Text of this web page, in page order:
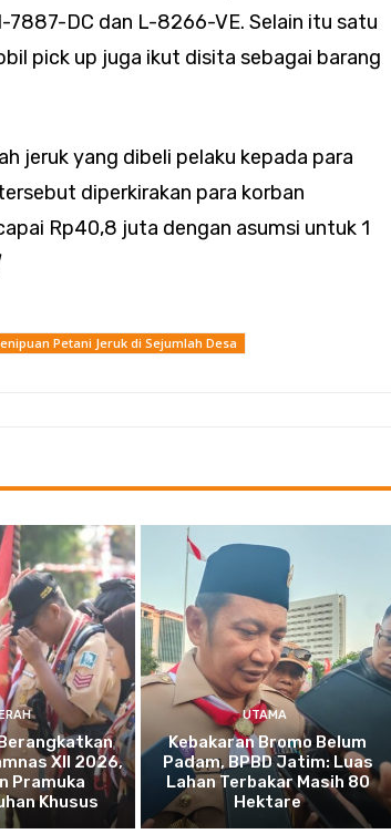
DC dan L-8266-VE. Selain itu satu
pick up juga ikut disita sebagai barang
jeruk yang dibeli pelaku kepada para
diperkirakan para korban
Rp40,8 juta dengan asumsi untuk 1
Petani Jeruk di Sejumlah Desa
XII 2026,
Pramuka
Khusus
UTAMA
Kebakaran Bromo Belum
Padam, BPBD Jatim: Luas
Lahan Terbakar Masih 80
Hektare